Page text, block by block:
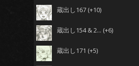
蔵出し167 +10
蔵出し154 & 2... +6
蔵出し171 +5